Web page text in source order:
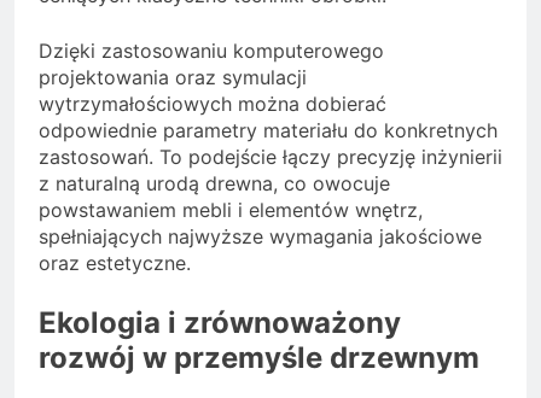
Dzięki zastosowaniu komputerowego
projektowania oraz symulacji
wytrzymałościowych można dobierać
odpowiednie parametry materiału do konkretnych
zastosowań. To podejście łączy precyzję inżynierii
z naturalną urodą drewna, co owocuje
powstawaniem mebli i elementów wnętrz,
spełniających najwyższe wymagania jakościowe
oraz estetyczne.
Ekologia i zrównoważony
rozwój w przemyśle drzewnym